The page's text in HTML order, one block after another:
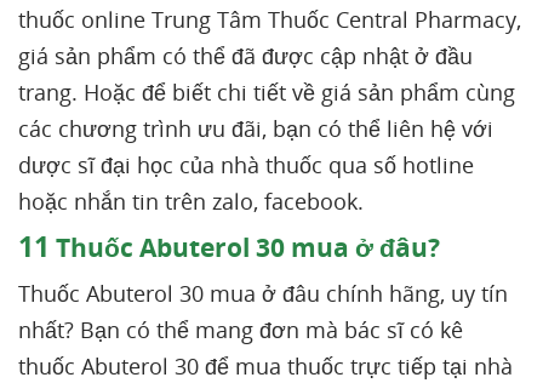
thuốc online Trung Tâm Thuốc Central Pharmacy,
giá sản phẩm có thể đã được cập nhật ở đầu
trang. Hoặc để biết chi tiết về giá sản phẩm cùng
các chương trình ưu đãi, bạn có thể liên hệ với
dược sĩ đại học của nhà thuốc qua số hotline
hoặc nhắn tin trên zalo, facebook.
11 Thuốc Abuterol 30 mua ở đâu?
Thuốc Abuterol 30 mua ở đâu chính hãng, uy tín
nhất? Bạn có thể mang đơn mà bác sĩ có kê
thuốc Abuterol 30 để mua thuốc trực tiếp tại nhà